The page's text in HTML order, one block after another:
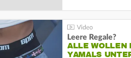
Leere Regale?
ALLE WOLLEN
YAMALS